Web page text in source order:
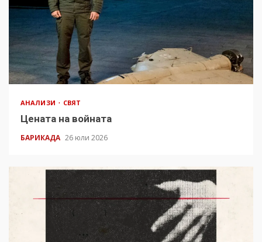
АНАЛИЗИ СВЯТ
Цената на войната
БАРИКАДА 26 юли 2026